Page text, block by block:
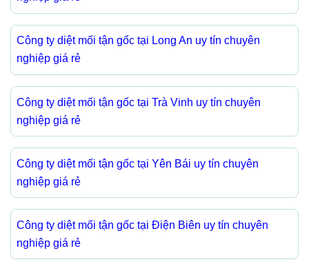
Công ty diệt mối tận gốc tại Long An uy tín chuyên
nghiệp giá rẻ
Công ty diệt mối tận gốc tại Trà Vinh uy tín chuyên
nghiệp giá rẻ
Công ty diệt mối tận gốc tại Yên Bái uy tín chuyên
nghiệp giá rẻ
Công ty diệt mối tận gốc tại Điện Biên uy tín chuyên
nghiệp giá rẻ